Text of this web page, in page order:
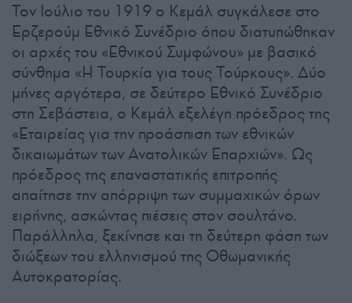
Τον Ιούλιο του 1919 ο Κεμάλ συγκάλεσε στο
Ερζερούμ Εθνικό Συνέδριο όπου διατυπώθηκαν
οι αρχές του «Εθνικού Συμφώνου» με βασικό
σύνθημα «H Τουρκία για τους Τούρκους». Δύο
μήνες αργότερα, σε δεύτερο Εθνικό Συνέδριο
στη Σεβάστεια, ο Κεμάλ εξελέγη πρόεδρος της
«Εταιρείας για την προάσπιση των εθνικών
δικαιωμάτων των Ανατολικών Επαρχιών». Ως
πρόεδρος της επαναστατικής επιτροπής
απαίτησε την απόρριψη των συμμαχικών όρων
ειρήνης, ασκώντας πιέσεις στον σουλτάνο.
Παράλληλα, ξεκίνησε και τη δεύτερη φάση των
διώξεων του ελληνισμού της Οθωμανικής
Αυτοκρατορίας.